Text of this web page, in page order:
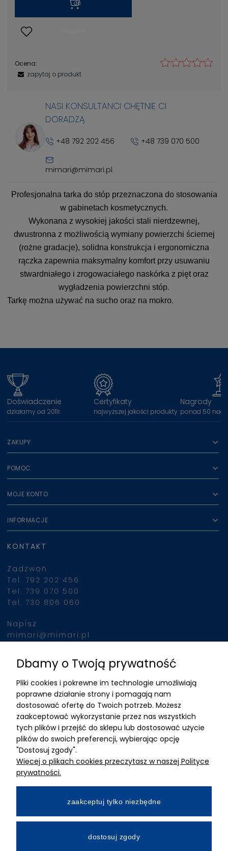
Ocena:
zapytaj o produkt
NASI KONSULTANCI CHĘTNIE CI
DORADZĄ
+48 792 202 456 +48 739 070 500
mimari@mimari.pl
Profesjonalna tarka do stóp przeznaczona do stosowania
w gabinetach kosmetycznych.
Wykonana z wysokiej jakości stali nierdzewnej,
dwustronna z możliwością wymiany powierzchi ściernej
(rożne gradacje), solidna konstrukcja i ergonomiczna
rączka zapewnia maksymalny komfort przy usuwaniu
stwardniałego i zrogowaciałego naskórka z pięt oraz
wygładzenia powierzchni stóp.
Tarkę można używać na sucho oraz na mokro.
Doświadczenie
działamy od 2011r.
Certyfikaty
najwyższej jakości produkty
Nagrody
ponad 50
ZAKUPY
POMOC
MOJE KONTO
INFORMACJE
KONTAKT
Zadzwoń
Tel. 792 202 456
Tel. 739 070 500
Tel. 730 806 060
Napisz
mimari@mimari.pl
Znajdziesz nas
ADRES
MIMARI sp z o.o.
ul. Kurkowa 12
50-210 Wrocław
Dane rejestracyjne
NIP:8982325327
Wpłacony w całości
Numer konta bankowego
Dbamy o Twoją prywatność
Pliki cookies i pokrewne im technologie umożliwiają
poprawne działanie strony i pomagają nam
dostosować ofertę do Twoich potrzeb. Możesz
zaakceptować wykorzystanie przez nas wszystkich
tych plików i przejść do sklepu lub dostosować użycie
plików do swoich preferencji, wybierając opcję
"Dostosuj zgody".
Więcej o plikach cookies przeczytasz w naszej Polityce
prywatności.
zaakceptuj tylko niezbędne
dostosuj zgody